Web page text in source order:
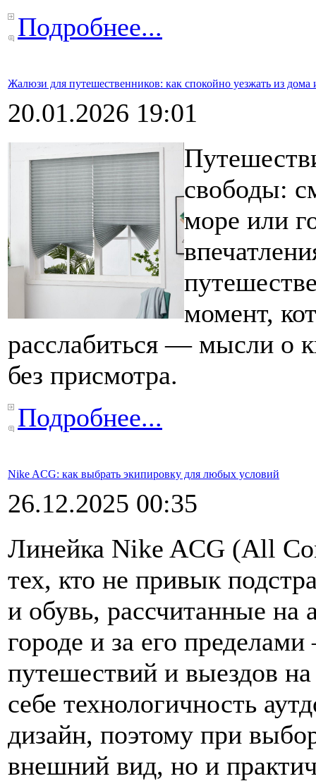
Подробнее...
Жалюзи для путешественников: как спокойно уезжать из дома
20.01.2026 19:01
свободы:
море или
момент,
расслабиться — мысли о
без присмотра.
Подробнее...
Nike ACG: как выбрать экипировку для любых условий
26.12.2025 00:35
Линейка Nike ACG (All
тех, кто не привык
и обувь, рассчитанные на
городе и за его
путешествий и выездов
себе технологичность
дизайн, поэтому при
внешний вид, но и